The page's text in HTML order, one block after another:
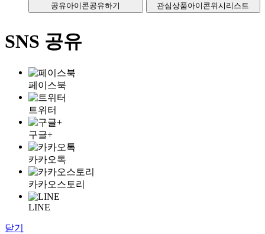
공유아이콘공유하기 관심상품아이콘위시리스트
SNS 공유
페이스북
트위터
구글+
카카오톡
카카오스토리
LINE
닫기